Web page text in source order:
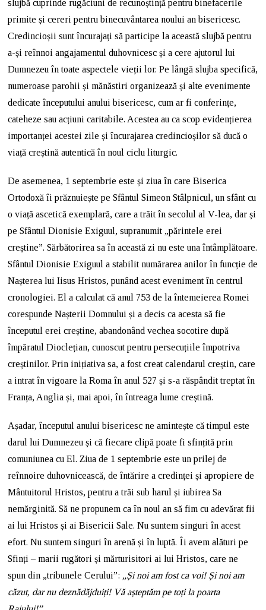
slujbă cuprinde rugăciuni de recunoștință pentru binefacerile
primite și cereri pentru binecuvântarea noului an bisericesc.
Credincioșii sunt încurajați să participe la această slujbă pentru
a-și reînnoi angajamentul duhovnicesc și a cere ajutorul lui
Dumnezeu în toate aspectele vieții lor. Pe lângă slujba specifică,
numeroase parohii și mănăstiri organizează și alte evenimente
dedicate începutului anului bisericesc, cum ar fi conferințe,
cateheze sau acțiuni caritabile. Acestea au ca scop evidențierea
importanței acestei zile și încurajarea credincioșilor să ducă o
viață creștină autentică în noul ciclu liturgic.
De asemenea, 1 septembrie este și ziua în care Biserica
Ortodoxă îi prăznuiește pe Sfântul Simeon Stâlpnicul, un sfânt cu
o viață ascetică exemplară, care a trăit în secolul al V-lea, dar și
pe Sfântul Dionisie Exiguul, supranumit „părintele erei
creștine”. Sărbătorirea sa în această zi nu este una întâmplătoare.
Sfântul Dionisie Exiguul a stabilit numărarea anilor în funcție de
Nașterea lui Iisus Hristos, punând acest eveniment în centrul
cronologiei. El a calculat că anul 753 de la întemeierea Romei
corespunde Nașterii Domnului și a decis ca acesta să fie
începutul erei creștine, abandonând vechea socotire după
împăratul Dioclețian, cunoscut pentru persecuțiile împotriva
creștinilor. Prin inițiativa sa, a fost creat calendarul creștin, care
a intrat în vigoare la Roma în anul 527 și s-a răspândit treptat în
Franța, Anglia și, mai apoi, în întreaga lume creștină.
Așadar, începutul anului bisericesc ne amintește că timpul este
darul lui Dumnezeu și că fiecare clipă poate fi sfințită prin
comuniunea cu El. Ziua de 1 septembrie este un prilej de
reînnoire duhovnicească, de întărire a credinței și apropiere de
Mântuitorul Hristos, pentru a trăi sub harul și iubirea Sa
nemărginită. Să ne propunem ca în noul an să fim cu adevărat fii
ai lui Hristos și ai Bisericii Sale. Nu suntem singuri în acest
efort. Nu suntem singuri în arenă și în luptă. Îi avem alături pe
Sfinți – marii rugători și mărturisitori ai lui Hristos, care ne
spun din „tribunele Cerului”: „Și noi am fost ca voi! Și noi am
căzut, dar nu deznădăjduiți! Vă așteptăm pe toți la poarta